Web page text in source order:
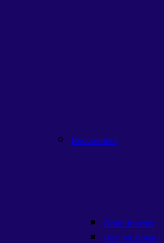
Recorrentes
Onde Investir
Rico na Bolsa |